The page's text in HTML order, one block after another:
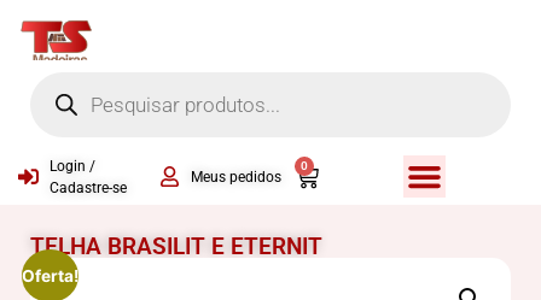
Login /
Cadastre-se
Meus pedidos
0
TELHA BRASILIT E ETERNIT
Oferta!